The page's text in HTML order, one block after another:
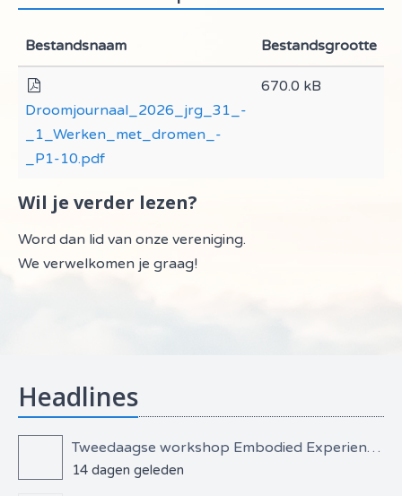
Bestandsnaam Bestandsgrootte
Droomjournaal_2026_jrg_31_-
_1_Werken_met_dromen_-
_P1-10.pdf
670.0 kB
Wil je verder lezen?
Word dan lid van onze vereniging.
We verwelkomen je graag!
Headlines
Tweedaagse workshop Embodied Experiential Dreamwork
14 dagen geleden